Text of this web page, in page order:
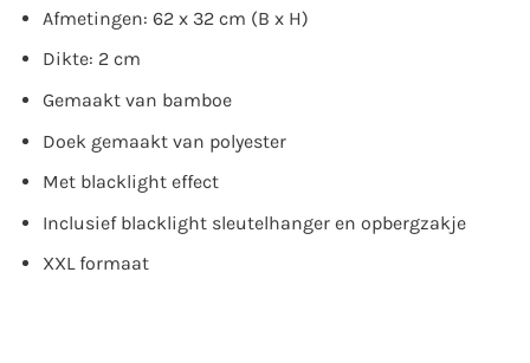
Afmetingen: 62 x 32 cm (B x H)
Dikte: 2 cm
Gemaakt van bamboe
Doek gemaakt van polyester
Met blacklight effect
Inclusief blacklight sleutelhanger en opbergzakje
XXL formaat